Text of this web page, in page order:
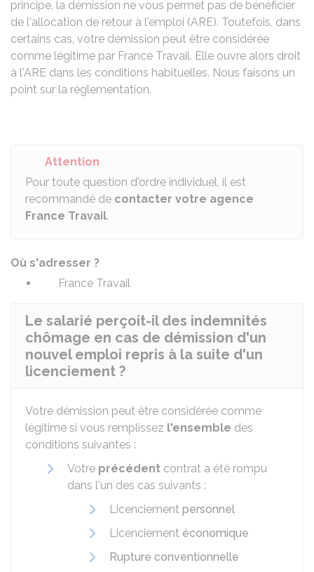
principe, la démission ne vous permet pas de bénéficier
de l'allocation de retour à l'emploi (ARE). Toutefois, dans
certains cas, votre démission peut être considérée
comme légitime par France Travail. Elle ouvre alors droit
à l'ARE dans les conditions habituelles. Nous faisons un
point sur la réglementation.
Attention
Pour toute question d'ordre individuel, il est
recommandé de contacter votre agence
France Travail.
Où s'adresser ?
France Travail
Le salarié perçoit-il des indemnités
chômage en cas de démission d'un
nouvel emploi repris à la suite d'un
licenciement ?
Votre démission peut être considérée comme
légitime si vous remplissez l'ensemble des
conditions suivantes :
Votre précédent contrat a été rompu
dans l'un des cas suivants :
Licenciement personnel
Licenciement économique
Rupture conventionnelle